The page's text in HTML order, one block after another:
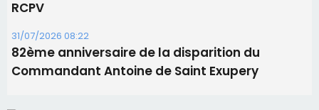
Benedetto
05/08/2026 09:53
Biguglia : messe de la Sainte-Marie et
procession le 14 août